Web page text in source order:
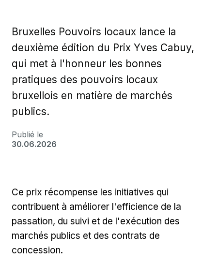
Bruxelles Pouvoirs locaux lance la
deuxième édition du Prix Yves Cabuy,
qui met à l'honneur les bonnes
pratiques des pouvoirs locaux
bruxellois en matière de marchés
publics.
Publié le
30.06.2026
Ce prix récompense les initiatives qui
contribuent à améliorer l'efficience de la
passation, du suivi et de l'exécution des
marchés publics et des contrats de
concession.